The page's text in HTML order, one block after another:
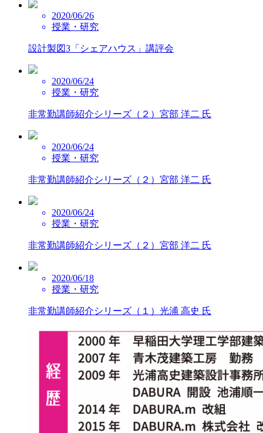
2020/06/26
授業・研究
設計製図3「シェアハウス」講評会
2020/06/24
授業・研究
非常勤講師紹介シリーズ（２）宮部 洋二 氏
2020/06/24
授業・研究
非常勤講師紹介シリーズ（２）宮部 洋二 氏
2020/06/24
授業・研究
非常勤講師紹介シリーズ（２）宮部 洋二 氏
2020/06/18
授業・研究
非常勤講師紹介シリーズ（１）光浦 高史 氏